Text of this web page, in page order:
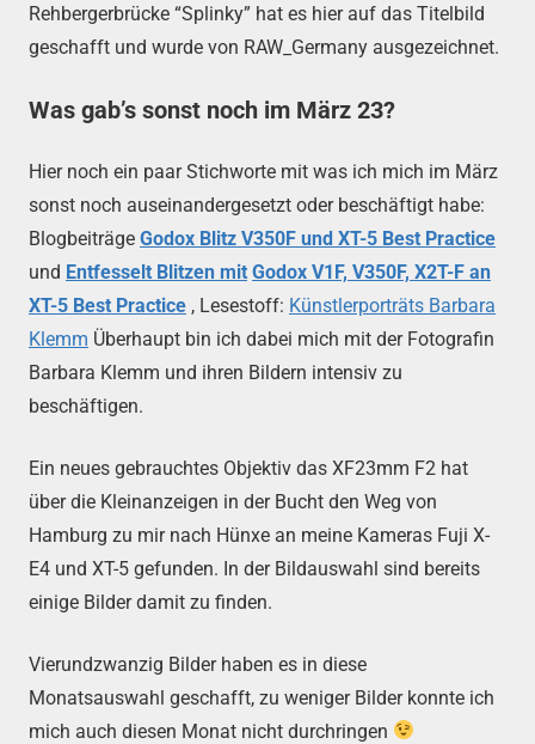
Rehbergerbrücke “Splinky” hat es hier auf das Titelbild
geschafft und wurde von RAW_Germany ausgezeichnet.
Was gab’s sonst noch im März 23?
Hier noch ein paar Stichworte mit was ich mich im März
sonst noch auseinandergesetzt oder beschäftigt habe:
Blogbeiträge Godox Blitz V350F und XT-5 Best Practice
und Entfesselt Blitzen mit Godox V1F, V350F, X2T-F an
XT-5 Best Practice , Lesestoff: Künstlerporträts Barbara
Klemm Überhaupt bin ich dabei mich mit der Fotografin
Barbara Klemm und ihren Bildern intensiv zu
beschäftigen.
Ein neues gebrauchtes Objektiv das XF23mm F2 hat
über die Kleinanzeigen in der Bucht den Weg von
Hamburg zu mir nach Hünxe an meine Kameras Fuji X-
E4 und XT-5 gefunden. In der Bildauswahl sind bereits
einige Bilder damit zu finden.
Vierundzwanzig Bilder haben es in diese
Monatsauswahl geschafft, zu weniger Bilder konnte ich
mich auch diesen Monat nicht durchringen